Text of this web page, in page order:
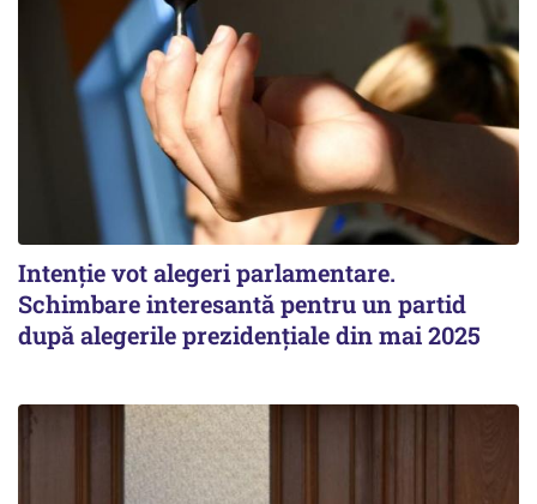
Intenție vot alegeri parlamentare.
Schimbare interesantă pentru un partid
după alegerile prezidențiale din mai 2025